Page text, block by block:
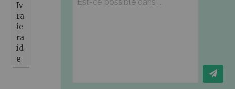
Iv
ra
ie
ra
id
e